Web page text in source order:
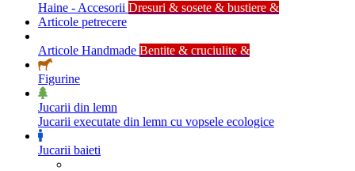
Haine - Accesorii Dresuri & sosete & bustiere &
Articole petrecere
Articole Handmade Bentite & cruciulite &
Figurine
Jucarii din lemn
Jucarii executate din lemn cu vopsele ecologice
Jucarii baieti